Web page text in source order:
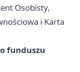
Osobisty,
i Karta
funduszu